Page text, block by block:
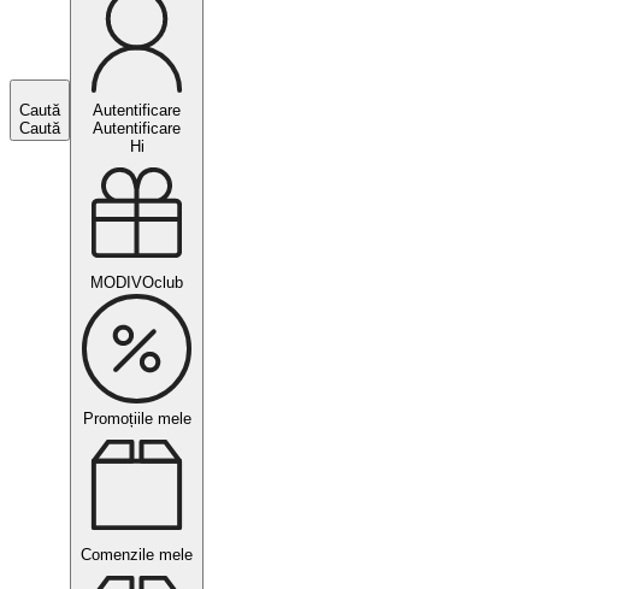
Caută
Caută
Autentificare
Autentificare
Hi
MODIVOclub
Promoțiile mele
Comenzile mele